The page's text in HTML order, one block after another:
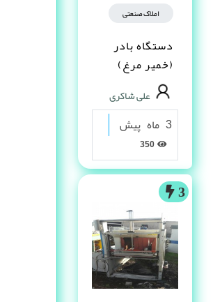
املاک صنعتی
دستگاه بادر
(خمیر مرغ)
علی شاکری
3 ماه پیش
3